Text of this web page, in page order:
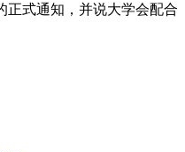
正式通知，并说大学会配合